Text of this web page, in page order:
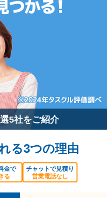
5社をご紹介
る3つの理由
金で
る
チャットで見積り
営業電話なし